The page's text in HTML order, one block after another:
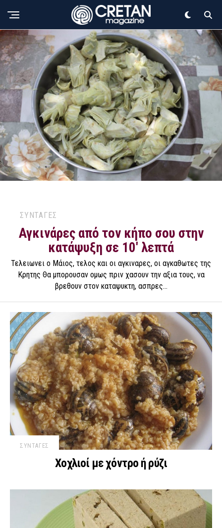
ΣΥΝΤΑΓΕΣ
Αγκινάρες από τον κήπο σου στην
κατάψυξη σε 10′ λεπτά
Τελειωνει ο Μάιος, τελος και οι αγκιναρες, οι αγκαθωτες της
Κρητης Θα μπορουσαν ομως πριν χασουν την αξια τους, να
βρεθουν στον καταψυκτη, ασπρες...
ΣΥΝΤΑΓΕΣ
Χοχλιοί με χόντρο ή ρύζι